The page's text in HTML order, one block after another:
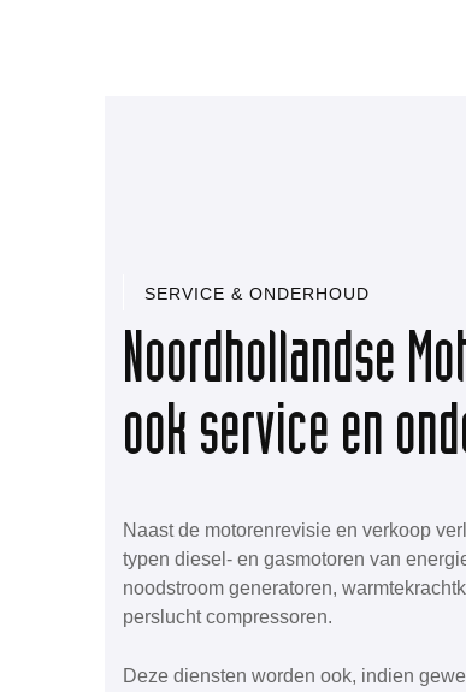
SERVICE & ONDERHOUD
Noordhollandse
ook service en
Naast de motorenrevisie en verkoop
typen diesel- en gasmotoren van
noodstroom generatoren,
perslucht compressoren.
Deze diensten worden ook, indien